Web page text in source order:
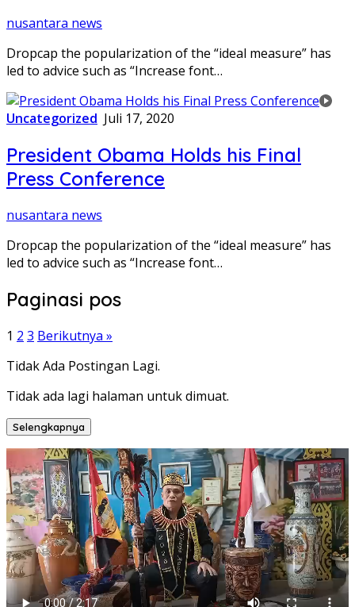
nusantara news
Dropcap the popularization of the “ideal measure” has
led to advice such as “Increase font…
Uncategorized Juli 17, 2020
President Obama Holds his Final
Press Conference
nusantara news
Dropcap the popularization of the “ideal measure” has
led to advice such as “Increase font…
Paginasi pos
1 2 3 Berikutnya »
Tidak Ada Postingan Lagi.
Tidak ada lagi halaman untuk dimuat.
Selengkapnya